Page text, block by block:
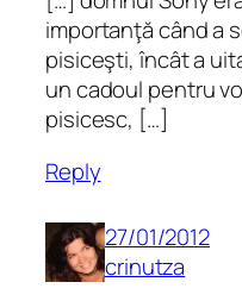
importanţă când a
pisiceşti, încât a
un cadoul pentru
pisicesc, […]
Reply
27/01/2012
crinutza